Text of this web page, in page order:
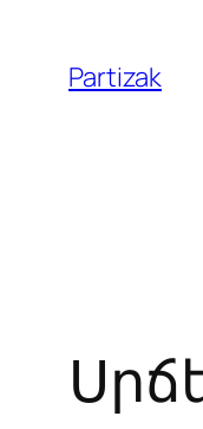
content
Partizak